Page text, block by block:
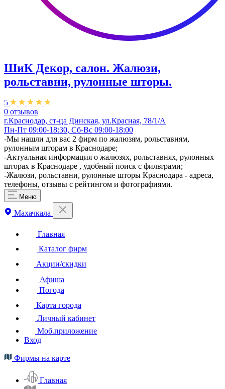
ШиК Декор, салон. Жалюзи,
рольставни, рулонные шторы.
5
0 отзывов
г.Краснодар, ст-ца Динская, ул.Красная, 78/1/А
Пн-Пт 09:00-18:30, Сб-Вс 09:00-18:00
-Мы нашли для вас 2 фирм по жалюзям, рольставням,
рулонным шторам в Краснодаре;
-Актуальная информация о жалюзях, рольставнях, рулонных
шторах в Краснодаре , удобный поиск с фильтрами;
-Жалюзи, рольставни, рулонные шторы Краснодара - адреса,
телефоны, отзывы с рейтингом и фотографиями.
Меню
Махачкала
Главная
Каталог фирм
Акции/скидки
Афиша
Погода
Карта города
Личный кабинет
Моб.приложение
Вход
Фирмы на карте
Главная